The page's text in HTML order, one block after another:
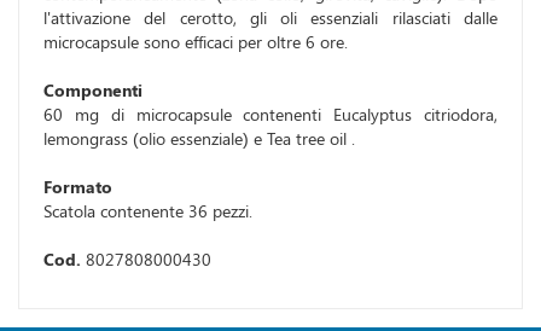
l'attivazione del cerotto, gli oli essenziali rilasciati dalle
microcapsule sono efficaci per oltre 6 ore.
Componenti
60 mg di microcapsule contenenti Eucalyptus citriodora,
lemongrass (olio essenziale) e Tea tree oil .
Formato
Scatola contenente 36 pezzi.
Cod. 8027808000430